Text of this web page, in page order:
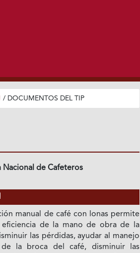
/ DOCUMENTOS DEL TIP
Nacional de Cafeteros
manual de café con lonas permite
eficiencia de la mano de obra de la
las pérdidas, ayudar al manejo
la broca del café, disminuir las